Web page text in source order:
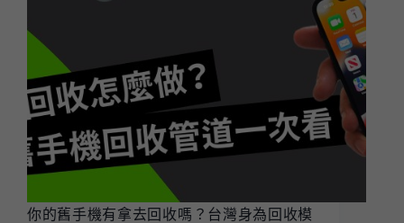
你的舊手機有拿去回收嗎？台灣身為回收模